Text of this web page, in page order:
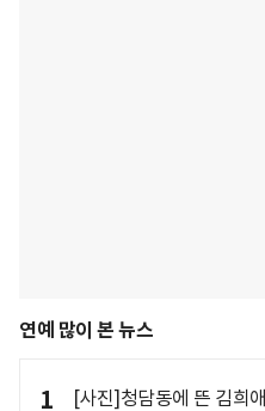
연예 많이 본 뉴스
1 [사진]청담동에 뜬 김희애